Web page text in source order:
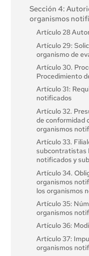
Sección 4:
organismos
Artículo 28
Artículo 29:
organismo de
Artículo 30.
Procedimiento
Artículo 31:
notificados
Artículo 32.
de conformidad
organismos
Artículo 33.
subcontratistas
notificados y
Artículo 34.
organismos
los organismos
Artículo 35:
organismos
Artículo 36:
Artículo 37:
organismos